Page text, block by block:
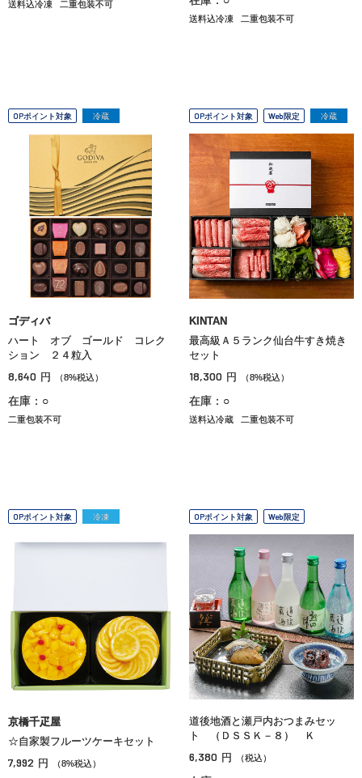
送料込冷凍 二重包装不可
送料込冷凍 二重包装不可
OPポイント対象 冷蔵
ゴディバ
ハート オブ ゴールド コレク
ション ２４粒入
8,640 円 （8%税込）
在庫：○
二重包装不可
OPポイント対象 Web限定 冷蔵
KINTAN
最高級Ａ５ランク仙台牛すき焼き
セット
18,300 円 （8%税込）
在庫：○
送料込冷蔵 二重包装不可
OPポイント対象 冷凍
京橋千疋屋
☆自家製フルーツケーキセット
7,992 円 （8%税込）
OPポイント対象 Web限定
道後地酒と瀬戸内おつまみセッ
ト （ＤＳＳＫ－８） Ｋ
6,380 円 （税込）